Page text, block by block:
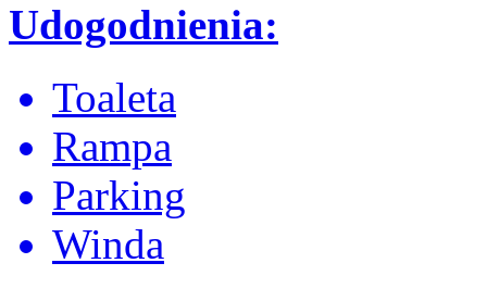
Udogodnienia:
Toaleta
Rampa
Parking
Winda